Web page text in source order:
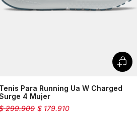
Tenis Para Running Ua W Charged
4 Mujer
$ 179.910
299.900